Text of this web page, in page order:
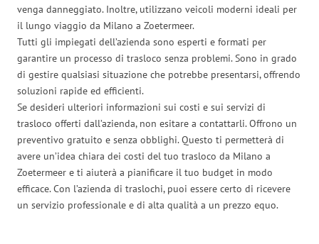
venga danneggiato. Inoltre, utilizzano veicoli moderni ideali per
il lungo viaggio da Milano a Zoetermeer.
Tutti gli impiegati dell’azienda sono esperti e formati per
garantire un processo di trasloco senza problemi. Sono in grado
di gestire qualsiasi situazione che potrebbe presentarsi, offrendo
soluzioni rapide ed efficienti.
Se desideri ulteriori informazioni sui costi e sui servizi di
trasloco offerti dall’azienda, non esitare a contattarli. Offrono un
preventivo gratuito e senza obblighi. Questo ti permetterà di
avere un’idea chiara dei costi del tuo trasloco da Milano a
Zoetermeer e ti aiuterà a pianificare il tuo budget in modo
efficace. Con l’azienda di traslochi, puoi essere certo di ricevere
un servizio professionale e di alta qualità a un prezzo equo.